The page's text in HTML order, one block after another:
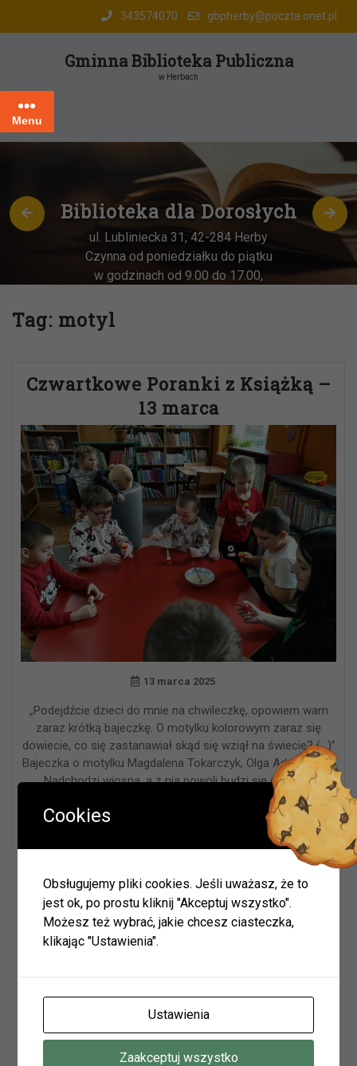
343574070 gbpherby@poczta.onet.pl
Gminna Biblioteka Publiczna
w Herbach
Menu
Biblioteka dla Dorosłych
ul. Lubliniecka 31, 42-284 Herby
Czynna od poniedziałku do piątku
w godzinach od 9.00 do 17.00,
Tag: motyl
Czwartkowe Poranki z Książką –
13 marca
13 marca 2025
„Podejdźcie dzieci do mnie na chwileczkę, opowiem wam
zaraz krótką bajeczkę. O motylku kolorowym zaraz się
dowiecie, co się zastanawiał skąd się wziął na świecie? (…)”
Bajeczka o motylku Magdalena Tokarczyk, Olga Adamowicz
Nadchodzi wiosna, a z nią powoli budzi się do życia
przyroda. Niebawem wszystko się zazieleni, zakwitną kwiaty
i będziemy mogli zobaczyć kolorowe motyle.
Archiwum
Cookies
Obsługujemy pliki cookies. Jeśli uważasz, że to
jest ok, po prostu kliknij "Akceptuj wszystko".
Możesz też wybrać, jakie chcesz ciasteczka,
klikając "Ustawienia".
Ustawienia
Zaakceptuj wszystko